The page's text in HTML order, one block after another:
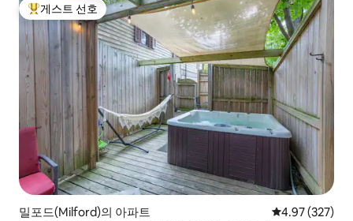
상위 게스트 선호
게스트 선호
밀포드(Milford)의 아파트 평점 4.97점(5
4.97 (327)